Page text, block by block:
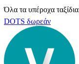
Όλα τα υπέροχα ταξίδια
DOTS δωρεάν